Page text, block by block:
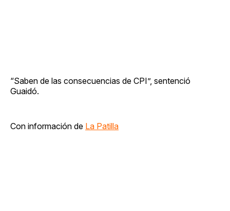
“Saben de las consecuencias de CPI”, sentenció
Guaidó.
Con información de La Patilla